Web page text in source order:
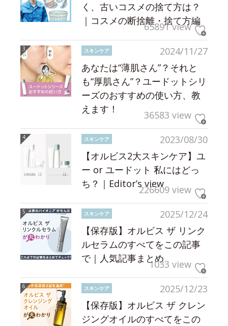
く、古いコスメの捨て方は？
｜コスメの断捨離・捨て方編
65891 view
2024/11/27
スキンケア
あなたは“薄肌さん”？それと
も“厚肌さん”？ユードットシリ
ーズのおすすめの使い方、教
えます！
36583 view
2023/08/30
スキンケア
【オルビス2大スキンケア】ユ
ー or ユードット 私にはどっ
ち？｜Editor’s view226609 view
2025/12/24
スキンケア
【保存版】オルビス ザ リンク
ルセラムのすべてをこの記事
で｜人気記事まとめ1033 view
2025/12/23
スキンケア
【保存版】オルビス ザ クレン
ジングオイルのすべてをこの